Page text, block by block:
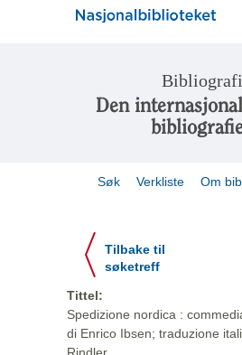
Bibliografi
Den
Søk Verkliste Om
Tilbake til
søketreff
Tittel:
Spedizione nordica :
di Enrico Ibsen; traduzione